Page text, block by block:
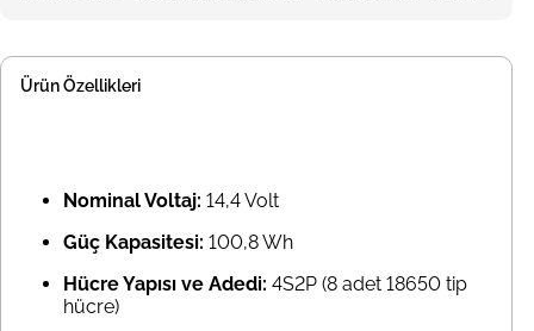
Ürün Özellikleri
Nominal Voltaj: 14,4 Volt
Güç Kapasitesi: 100,8 Wh
Hücre Yapısı ve Adedi: 4S2P (8 adet 18650 tip
hücre)